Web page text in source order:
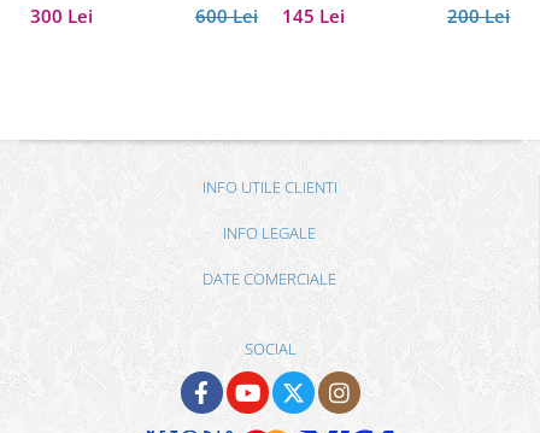
600 Lei
300 Lei 200 Lei
145 Lei
INFO UTILE CLIENTI
INFO LEGALE
DATE COMERCIALE
SOCIAL